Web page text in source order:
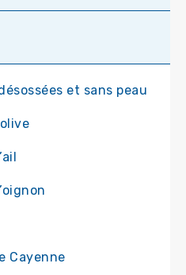
et sans peau
Cayenne